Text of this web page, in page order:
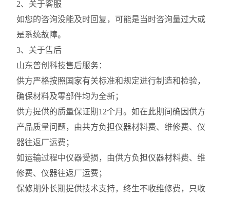
2、关于客服
如您的咨询没能及时回复，可能是当时咨询量过大或
是系统故障。
3、关于售后
山东普创科技售后服务：
供方严格按照国家有关标准和规定进行制造和检验，
确保材料及零部件均为全新；
供方提供的质量保证期12个月。如在此期间确因供方
产品质量问题，由共方负担仪器材料费、维修费、仪
器往返厂运费；
如运输过程中仪器受损，由供方负担仪器材料费、维
修费、仪器往返厂运费；
保修期外长期提供技术支持，终生不收维修费，只收